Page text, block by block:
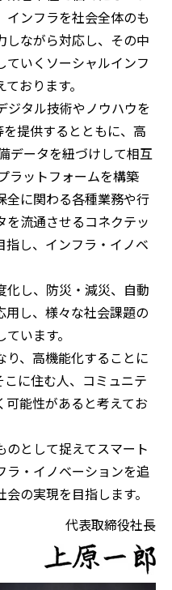
インフラを社会全体のも
しながら対応し、その中
ていくソーシャルインフ
おります。
ジタル技術やノウハウを
提供するとともに、高
データを紐づけして相互
ラットフォームを構築
全に関わる各種業務や行
を流通させるコネクテッ
指し、インフラ・イノベ
化し、防災・減災、自動
し、様々な社会課題の
います。
り、高機能化することに
に住む人、コミュニテ
可能性があると考えてお
として捉えてスマート
ラ・イノベーションを追
の実現を目指します。
代表取締役社長